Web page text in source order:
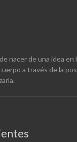
nacer de una idea en
a través de la